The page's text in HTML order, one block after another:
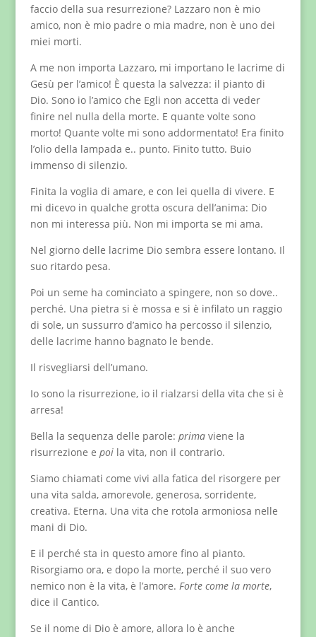
faccio della sua resurrezione? Lazzaro non è mio
amico, non è mio padre o mia madre, non è uno dei
miei morti.
A me non importa Lazzaro, mi importano le lacrime di
Gesù per l’amico! È questa la salvezza: il pianto di
Dio. Sono io l’amico che Egli non accetta di veder
finire nel nulla della morte. E quante volte sono
morto! Quante volte mi sono addormentato! Era finito
l’olio della lampada e.. punto. Finito tutto. Buio
immenso di silenzio.
Finita la voglia di amare, e con lei quella di vivere. E
mi dicevo in qualche grotta oscura dell’anima: Dio
non mi interessa più. Non mi importa se mi ama.
Nel giorno delle lacrime Dio sembra essere lontano. Il
suo ritardo pesa.
Poi un seme ha cominciato a spingere, non so dove..
perché. Una pietra si è mossa e si è infilato un raggio
di sole, un sussurro d’amico ha percosso il silenzio,
delle lacrime hanno bagnato le bende.
Il risvegliarsi dell’umano.
Io sono la risurrezione, io il rialzarsi della vita che si è
arresa!
Bella la sequenza delle parole: primaviene la
risurrezione e poila vita, non il contrario.
Siamo chiamati come vivi alla fatica del risorgere per
una vita salda, amorevole, generosa, sorridente,
creativa. Eterna. Una vita che rotola armoniosa nelle
mani di Dio.
E il perché sta in questo amore fino al pianto.
Risorgiamo ora, e dopo la morte, perché il suo vero
nemico non è la vita, è l’amore. Forte come la morte,
dice il Cantico.
Se il nome di Dio è amore, allora lo è anche